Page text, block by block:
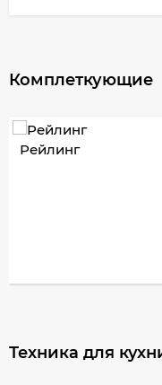
Комплеткующие
Рейлинг
Техника для